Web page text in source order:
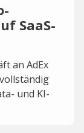
SaaS-
an AdEx
und KI-